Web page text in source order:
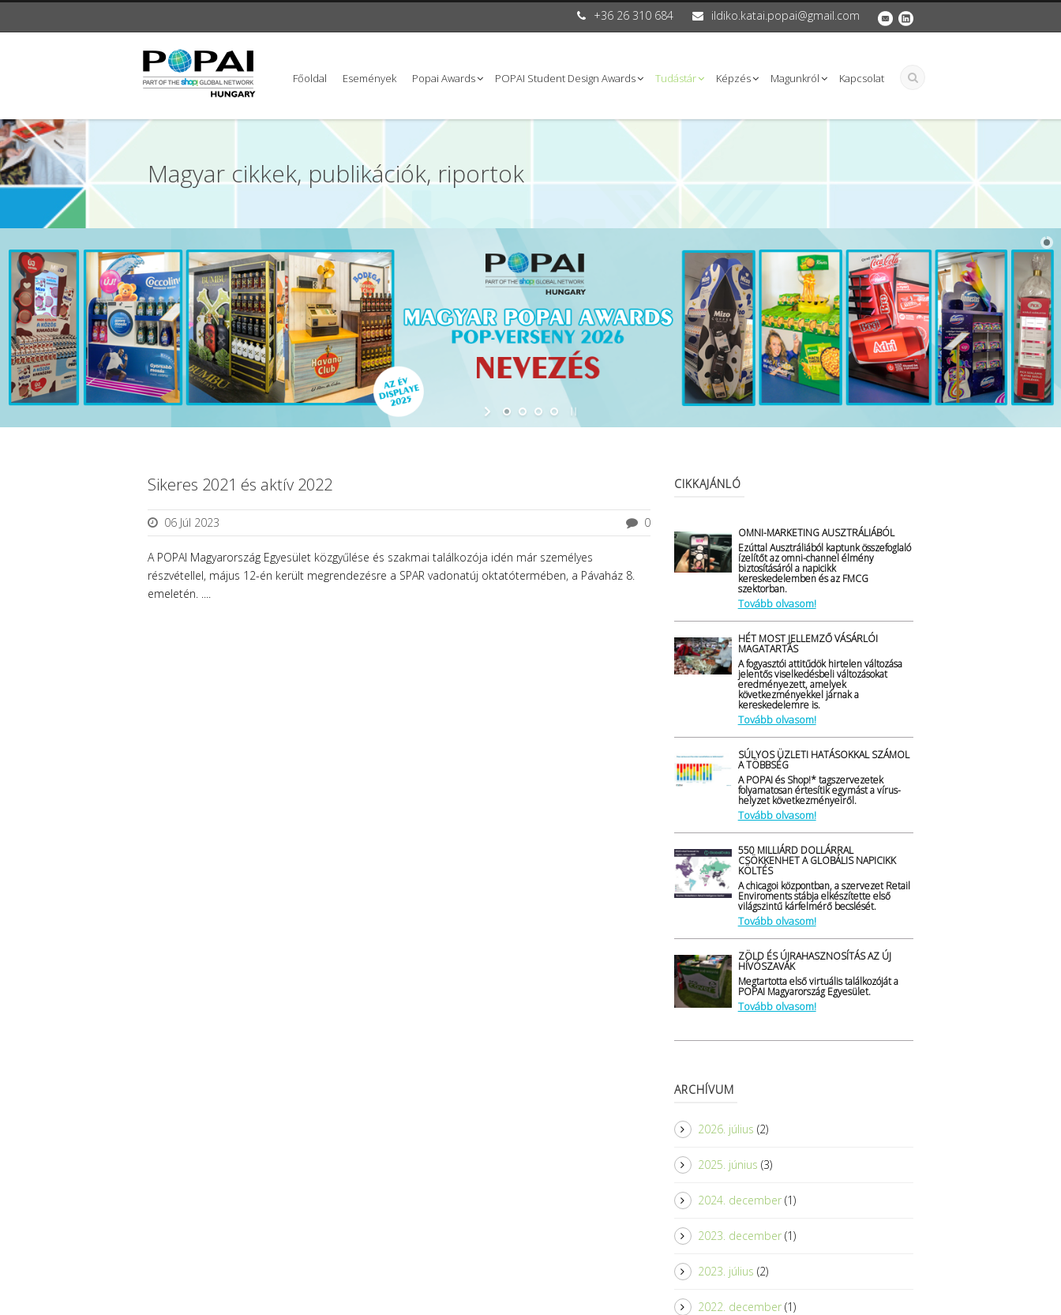
+36 26 310 684 ildiko.katai.popai@gmail.com
Főoldal Események Popai Awards POPAI Student Design Awards Tudástár Képzés Magunkról Kapcsolat
Magyar cikkek, publikációk, riportok
Sikeres 2021 és aktív 2022
06 Júl 2023 0
A POPAI Magyarország Egyesület közgyűlése és szakmai találkozója idén már személyes
részvétellel, május 12-én került megrendezésre a SPAR vadonatúj oktatótermében, a Pávaház 8.
emeletén. ....
CIKKAJÁNLÓ
OMNI-MARKETING AUSZTRÁLIÁBÓL
Ezúttal Ausztráliából kaptunk összefoglaló
ízelítőt az omni-channel élmény
biztosításáról a napicikk
kereskedelemben és az FMCG
szektorban.
Tovább olvasom!
HÉT MOST JELLEMZŐ VÁSÁRLÓI
MAGATARTÁS
A fogyasztói attitűdök hirtelen változása
jelentős viselkedésbeli változásokat
eredményezett, amelyek
következményekkel járnak a
kereskedelemre is.
Tovább olvasom!
SÚLYOS ÜZLETI HATÁSOKKAL SZÁMOL
A TÖBBSÉG
A POPAI és Shop!* tagszervezetek
folyamatosan értesítik egymást a vírus-
helyzet következményeiről.
Tovább olvasom!
550 MILLIÁRD DOLLÁRRAL
CSÖKKENHET A GLOBÁLIS NAPICIKK
KÖLTÉS
A chicagoi központban, a szervezet Retail
Enviroments stábja elkészítette első
világszintű kárfelmérő becslését.
Tovább olvasom!
ZÖLD ÉS ÚJRAHASZNOSÍTÁS AZ ÚJ
HÍVÓSZAVAK
Megtartotta első virtuális találkozóját a
POPAI Magyarország Egyesület.
Tovább olvasom!
ARCHÍVUM
2026. július (2)
2025. június (3)
2024. december(1)
2023. december(1)
2023. július (2)
2022. december(1)